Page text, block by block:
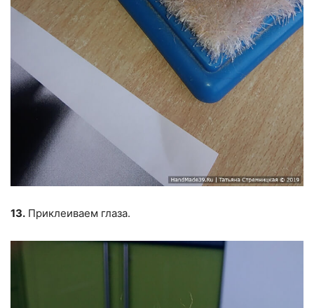
13. Приклеиваем глаза.